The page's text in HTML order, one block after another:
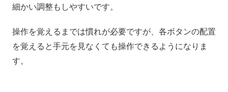
細かい調整もしやすいです。
操作を覚えるまでは慣れが必要ですが、各ボタンの配置
を覚えると手元を見なくても操作できるようになりま
す。